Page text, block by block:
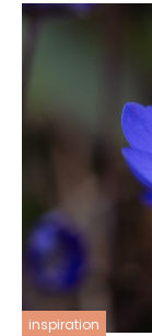
inspiration